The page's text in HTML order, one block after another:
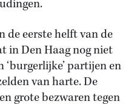
de eerste helft van de
in Den Haag nog niet
partijen en
van harte. De
grote bezwaren tegen